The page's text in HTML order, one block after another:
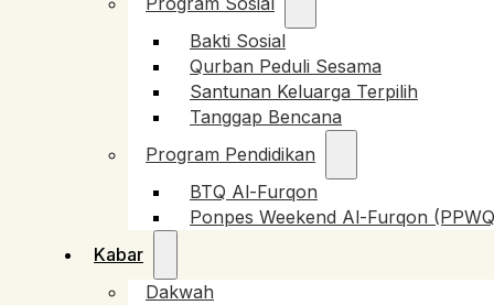
Bakti Sosial
Qurban Peduli Sesama
Santunan Keluarga Terpilih
Tanggap Bencana
Program Pendidikan
BTQ Al-Furqon
Ponpes Weekend Al-Furqon
Kabar
Dakwah